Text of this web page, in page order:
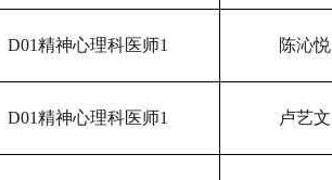
D01精神心理科医师1 陈沁悦
D01精神心理科医师1 卢艺文